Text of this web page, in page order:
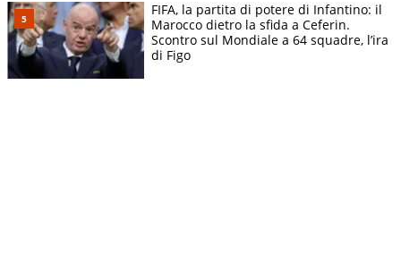
FIFA, la partita di potere di Infantino: il
Marocco dietro la sfida a Ceferin.
Scontro sul Mondiale a 64 squadre, l’ira
di Figo